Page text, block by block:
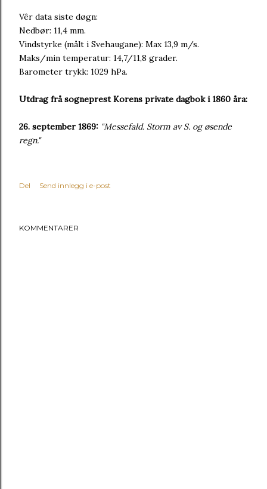
Vêr data siste døgn:
Nedbør: 11,4 mm.
Vindstyrke (målt i Svehaugane): Max 13,9 m/s.
Maks/min temperatur: 14,7/11,8 grader.
Barometer trykk: 1029 hPa.
Utdrag frå sogneprest Korens private dagbok i 1860 åra:
26. september 1869: "Messefald. Storm av S. og øsende
regn."
Del Send innlegg i e-post
KOMMENTARER